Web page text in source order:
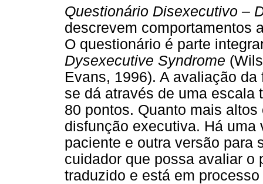
Questionário Disexecutivo –
descrevem comportamentos
O questionário é parte
Dysexecutive Syndrome
Evans, 1996). A avaliação
se dá através de uma escala
80 pontos. Quanto mais
disfunção executiva. Há
paciente e outra versão para
cuidador que possa avaliar o
traduzido e está em